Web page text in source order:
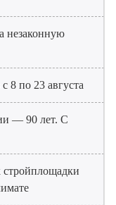
незаконную
8 по 23 августа
— 90 лет. С
стройплощадки